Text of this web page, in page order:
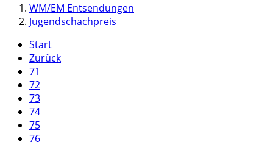
WM/EM Entsendungen
Jugendschachpreis
Start
Zurück
71
72
73
74
75
76